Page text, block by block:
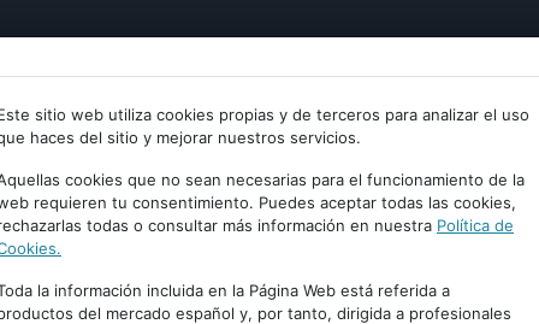
sitio web utiliza cookies propias y de terceros para analizar el uso
haces del sitio y mejorar nuestros servicios.
cookies que no sean necesarias para el funcionamiento de la
requieren tu consentimiento. Puedes aceptar todas las cookies,
todas o consultar más información en nuestra Política de
la información incluida en la Página Web está referida a
del mercado español y, por tanto, dirigida a profesionales